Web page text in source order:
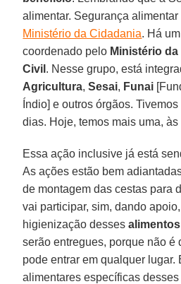
alimentar. Segurança
Ministério da Cidadania. Há
coordenado pelo Ministério
Civil . Nesse grupo, está
Agricultura,Sesai, Funai
Índio] e outros órgãos.
dias. Hoje, temos mais uma, às
Essa ação inclusive já está
As ações estão bem
de montagem das cestas para
vai participar, sim, dando
higienização dessesalimentos
serão entregues, porque não é
pode entrar em qualquer lugar.
alimentares específicas